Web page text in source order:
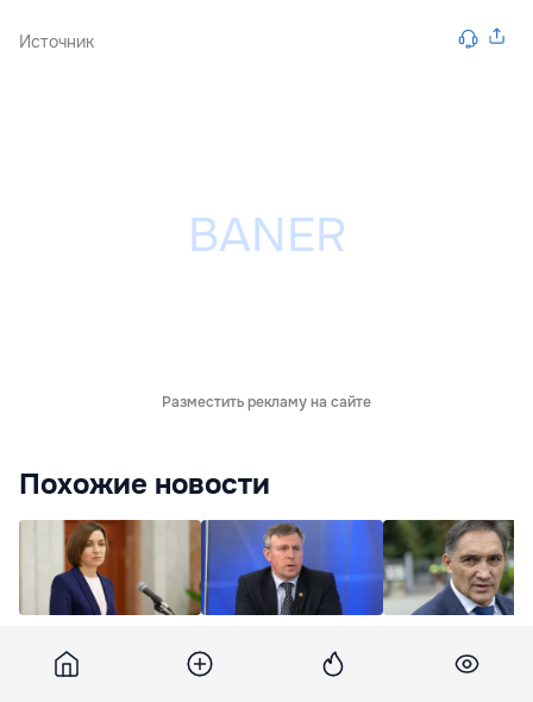
Источник
Разместить рекламу на сайте
Похожие новости
меры по защите
детей от рисков
прекращения дела от
2015 года: Спасибо,
Ответственность
начинается с